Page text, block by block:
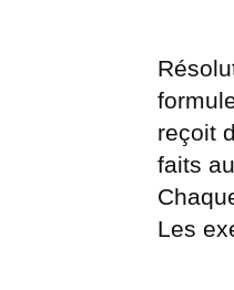
reçoit
faits
Les